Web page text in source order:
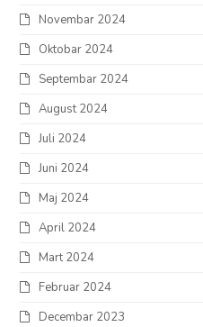
Novembar 2024
Oktobar 2024
Septembar 2024
August 2024
Juli 2024
Juni 2024
Maj 2024
April 2024
Mart 2024
Februar 2024
Decembar 2023